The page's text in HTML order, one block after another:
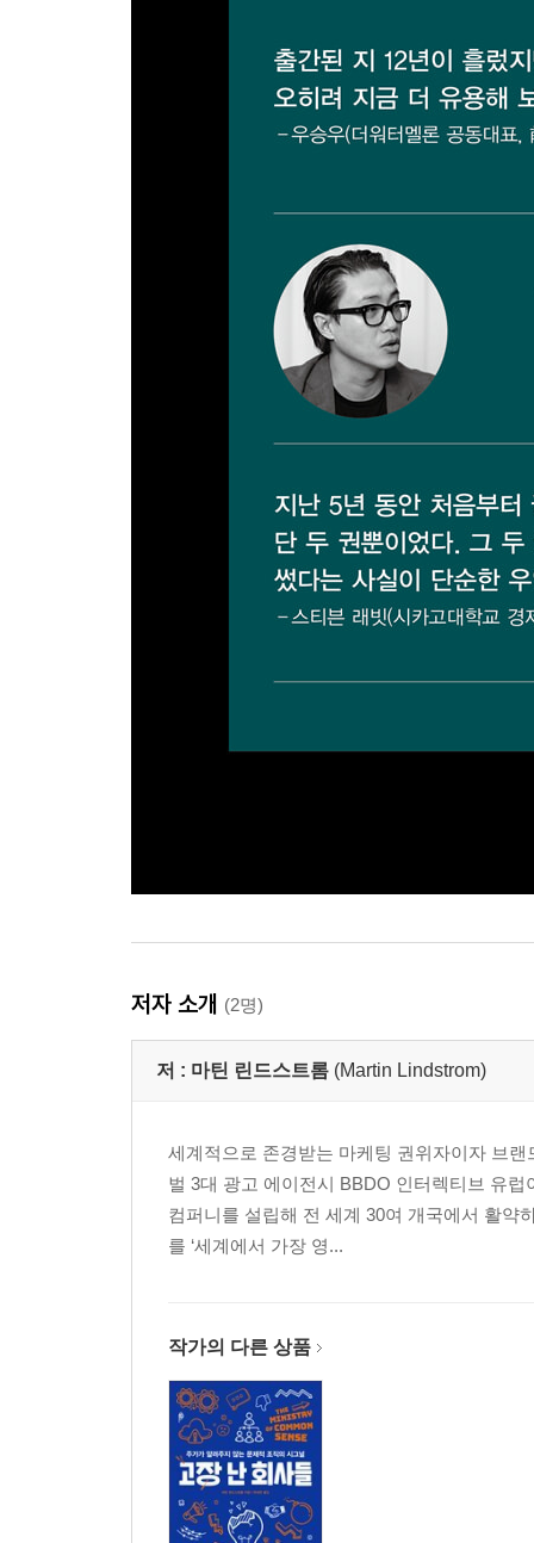
저자 소개 (2명)
저 : 마틴 린드스트롬 (Martin Lindstrom)
세계적으로 존경받는 마케팅 권위자이자 브
벌 3대 광고 에이전시 BBDO 인터렉티브 유
컴퍼니를 설립해 전 세계 30여 개국에서 활약
를 ‘세계에서 가장 영...
작가의 다른 상품